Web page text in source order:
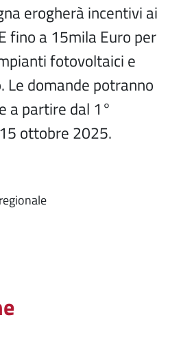
erogherà incentivi ai
fino a 15mila Euro per
fotovoltaici e
Le domande potranno
a partire dal 1°
ottobre 2025.